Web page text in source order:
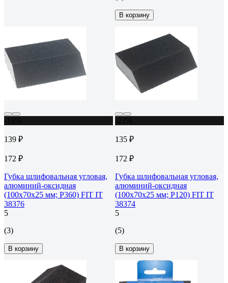
В корзину
139 ₽
172 ₽
Губка шлифовальная угловая,
алюминий-оксидная
(100х70х25 мм; Р360) FIT IT
38376
5
(3)
В корзину
135 ₽
172 ₽
Губка шлифовальная угловая,
алюминий-оксидная
(100х70х25 мм; Р120) FIT IT
38374
5
(5)
В корзину